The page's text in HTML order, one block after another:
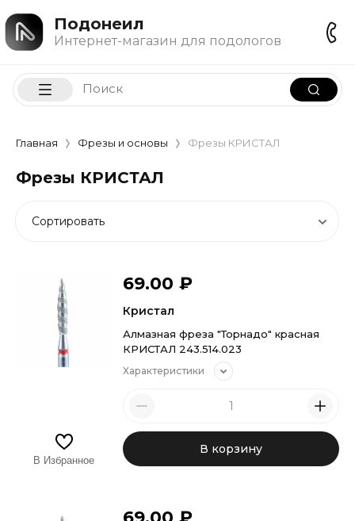
Подонеил
Интернет-магазин для подологов
Главная Фрезы и основы Фрезы КРИСТАЛ
Фрезы КРИСТАЛ
Сортировать
69.00 ₽
Кристал
Алмазная фреза "Торнадо" красная
КРИСТАЛ 243.514.023
Характеристики
В корзину
В Избранное